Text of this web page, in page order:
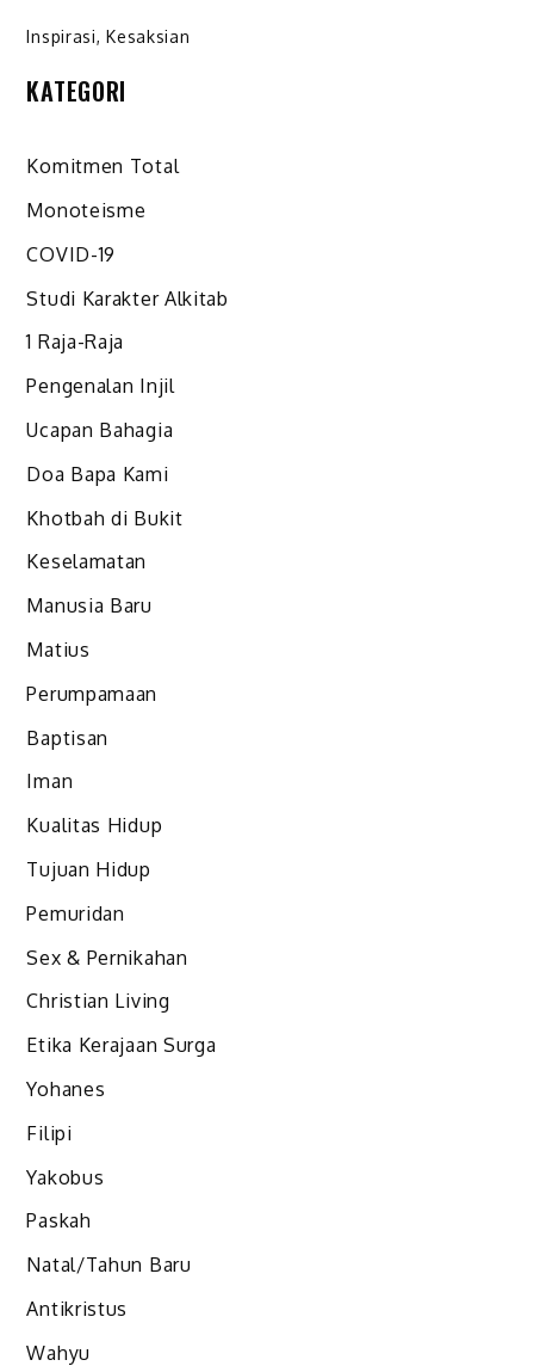
Inspirasi, Kesaksian
KATEGORI
Komitmen Total
Monoteisme
COVID-19
Studi Karakter Alkitab
1 Raja-Raja
Pengenalan Injil
Ucapan Bahagia
Doa Bapa Kami
Khotbah di Bukit
Keselamatan
Manusia Baru
Matius
Perumpamaan
Baptisan
Iman
Kualitas Hidup
Tujuan Hidup
Pemuridan
Sex & Pernikahan
Christian Living
Etika Kerajaan Surga
Yohanes
Filipi
Yakobus
Paskah
Natal/Tahun Baru
Antikristus
Wahyu